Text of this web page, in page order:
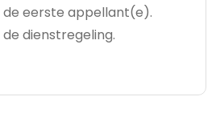
de eerste appellant(e).
dienstregeling.